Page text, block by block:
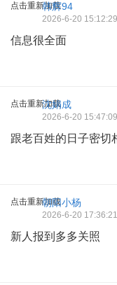
点击重新加载
韩辉94
2026-6-20 15:12:29
信息很全面
点击重新加载
沈娟成
2026-6-20 15:47:09
跟老百姓的日子密切
点击重新加载朝阳小杨
2026-6-20 17:36:21
新人报到多多关照